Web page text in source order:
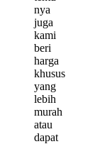
nya
juga
kami
beri
harga
khusus
yang
lebih
murah
atau
dapat